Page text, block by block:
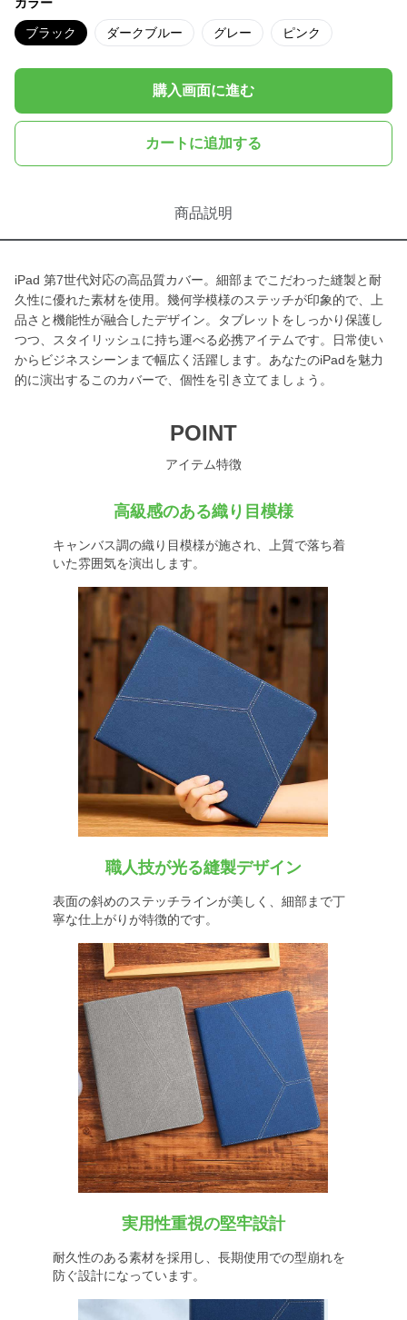
ブラック ダークブルー グレー ピンク
購入画面に進む
カートに追加する
商品説明
iPad 第7世代対応の高品質カバー。細部までこだわった縫製と耐
久性に優れた素材を使用。幾何学模様のステッチが印象的で、上
品さと機能性が融合したデザイン。タブレットをしっかり保護し
つつ、スタイリッシュに持ち運べる必携アイテムです。日常使い
からビジネスシーンまで幅広く活躍します。あなたのiPadを魅力
的に演出するこのカバーで、個性を引き立てましょう。
POINT
アイテム特徴
高級感のある織り目模様
キャンバス調の織り目模様が施され、上質で落ち着
いた雰囲気を演出します。
職人技が光る縫製デザイン
表面の斜めのステッチラインが美しく、細部まで丁
寧な仕上がりが特徴的です。
実用性重視の堅牢設計
耐久性のある素材を採用し、長期使用での型崩れを
防ぐ設計になっています。